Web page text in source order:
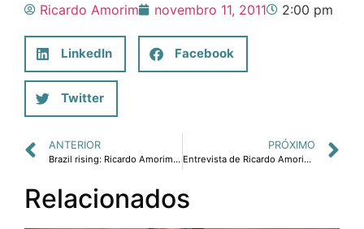
Ricardo Amorim novembro 11, 2011 2:00 pm
LinkedIn Facebook
Twitter
ANTERIOR
Brazil rising: Ricardo Amorim´s inteviews
PRÓXIMO
Entrevista de Ricardo Amorim ao Blog da Folha de São Paulo sobre semelhanças entre endividamento países e de famílias.
Relacionados